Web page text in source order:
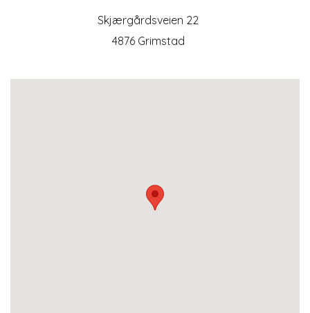
Skjærgårdsveien 22
4876 Grimstad